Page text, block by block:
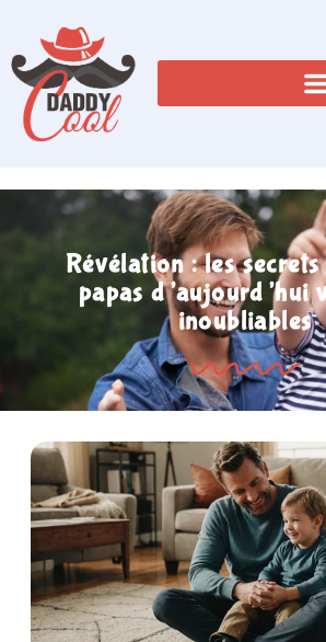
Révélation : les
papas d’aujourd’hui
inoubliables